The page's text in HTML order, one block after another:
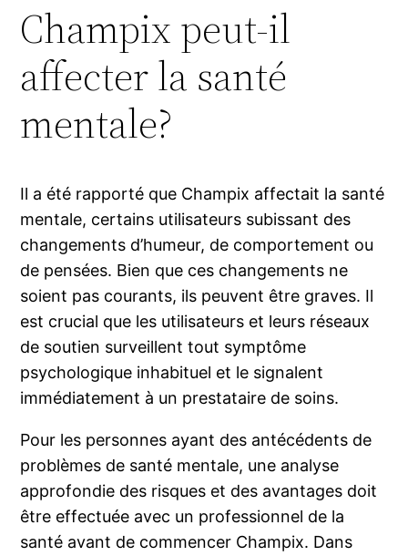
Champix peut-il
affecter la santé
mentale?
Il a été rapporté que Champix affectait la santé
mentale, certains utilisateurs subissant des
changements d’humeur, de comportement ou
de pensées. Bien que ces changements ne
soient pas courants, ils peuvent être graves. Il
est crucial que les utilisateurs et leurs réseaux
de soutien surveillent tout symptôme
psychologique inhabituel et le signalent
immédiatement à un prestataire de soins.
Pour les personnes ayant des antécédents de
problèmes de santé mentale, une analyse
approfondie des risques et des avantages doit
être effectuée avec un professionnel de la
santé avant de commencer Champix. Dans